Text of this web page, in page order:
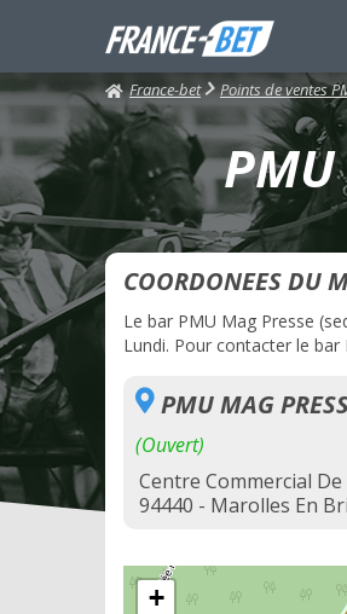
France-bet Points de ventes
COORDONEES DU
Le bar PMU Mag Presse
Lundi. Pour contacter le
PMU MAG
(Ouvert)
Centre Commercial
94440 - Marolles En
+